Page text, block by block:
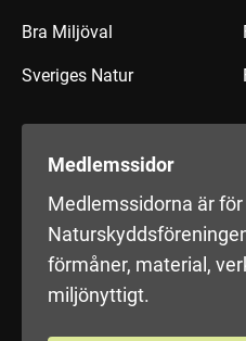
Bra Miljöval
Sveriges Natur
Medlemssidor
Medlemssidorna är
förmåner, material,
miljönyttigt.